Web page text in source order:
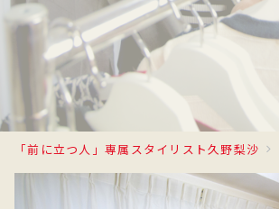
「前に立つ人」専属スタイリスト久野梨沙